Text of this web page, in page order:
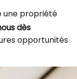
une propriété
dès
opportunités